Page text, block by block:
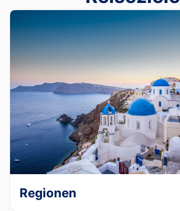
Regionen